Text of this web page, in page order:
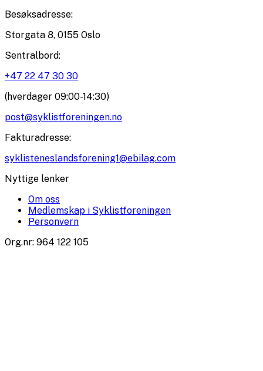
Besøksadresse:
Storgata 8, 0155 Oslo
Sentralbord:
+47 22 47 30 30
(hverdager 09:00-14:30)
post@syklistforeningen.no
Fakturadresse:
syklisteneslandsforening1@ebilag.com
Nyttige lenker
Om oss
Medlemskap i Syklistforeningen
Personvern
Org.nr: 964 122 105